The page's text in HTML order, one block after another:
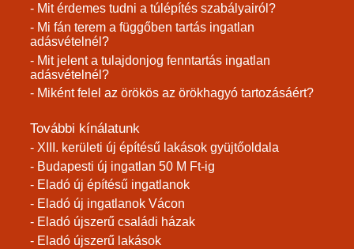
- Mit érdemes tudni a túlépítés szabályairól?
- Mi fán terem a függőben tartás ingatlan
adásvételnél?
- Mit jelent a tulajdonjog fenntartás ingatlan
adásvételnél?
- Miként felel az örökös az örökhagyó tartozásáért?
További kínálatunk
- XIII. kerületi új építésű lakások gyüjtőoldala
- Budapesti új ingatlan 50 M Ft-ig
- Eladó új építésű ingatlanok
- Eladó új ingatlanok Vácon
- Eladó újszerű családi házak
- Eladó újszerű lakások